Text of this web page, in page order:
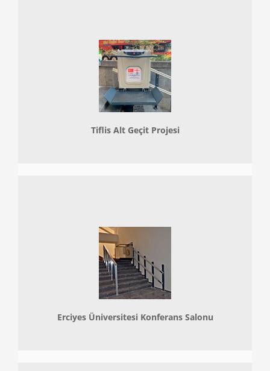
Tiflis Alt Geçit Projesi
Erciyes Üniversitesi Konferans Salonu